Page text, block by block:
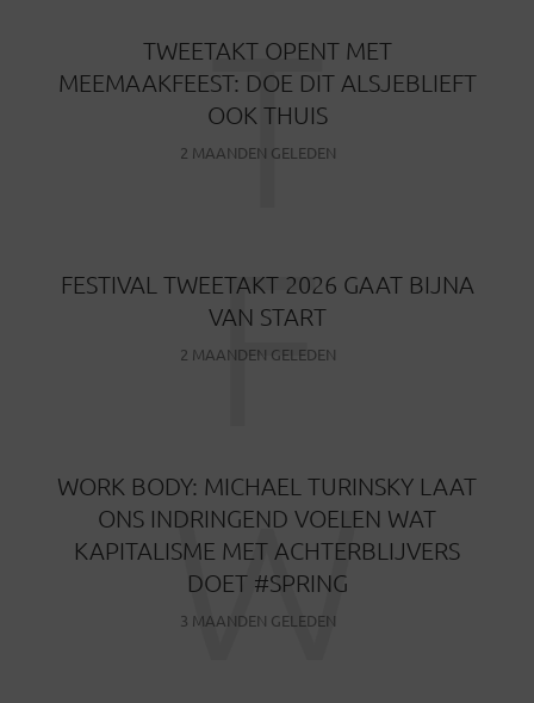
TWEETAKT OPENT MET
MEEMAAKFEEST: DOE DIT ALSJEBLIEFT
OOK THUIS
2 MAANDEN GELEDEN
T
FESTIVAL TWEETAKT 2026 GAAT BIJNA
VAN START
2 MAANDEN GELEDEN
F
WORK BODY: MICHAEL TURINSKY LAAT
ONS INDRINGEND VOELEN WAT
KAPITALISME MET ACHTERBLIJVERS
DOET #SPRING
3 MAANDEN GELEDEN
W